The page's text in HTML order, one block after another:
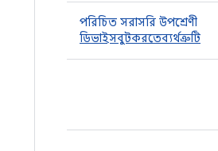
পরিচিত সরাসরি উপশ্রেণী
ডিভাইসবুটকরতেব্যর্থত্রুটি